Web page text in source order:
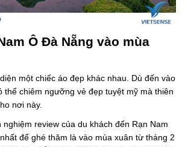
Ô Đà Nẵng vào mùa
một chiếc áo đẹp khác nhau. Dù đến vào
thể chiêm ngưỡng vẻ đẹp tuyệt mỹ mà thiên
nơi này.
nghiệm review của du khách đến Rạn Nam
để ghé thăm là vào mùa xuân từ tháng 2